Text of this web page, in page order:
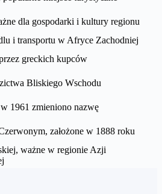
dla gospodarki i kultury regionu
i transportu w Afryce Zachodniej
greckich kupców
Bliskiego Wschodu
1961 zmieniono nazwę
założone w 1888 roku
ważne w regionie Azji